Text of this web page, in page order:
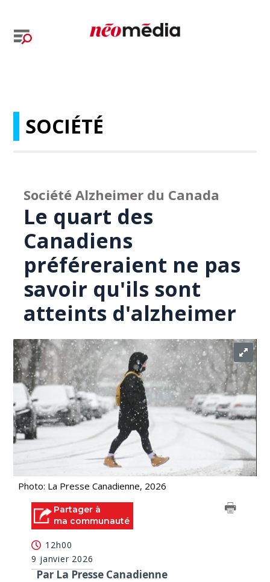
SOCIÉTÉ
Société Alzheimer du Canada
Le quart des
Canadiens
préféreraient ne pas
savoir qu'ils sont
atteints d'alzheimer
Photo: La Presse Canadienne, 2026
Partager à
ma communauté
12h00
9 janvier 2026
Par La Presse Canadienne